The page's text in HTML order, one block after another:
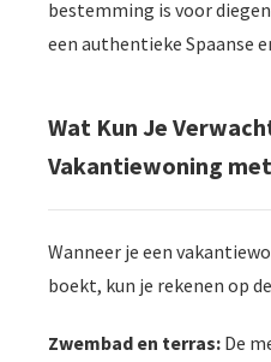
bestemming is voor
een authentieke Spaanse
Wat Kun Je
Vakantiewoning
Wanneer je een
boekt, kun je rekenen op
Zwembad en terras: De